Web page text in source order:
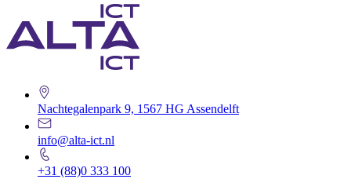
Nachtegalenpark 9, 1567 HG Assendelft
info@alta-ict.nl
+31 (88)0 333 100